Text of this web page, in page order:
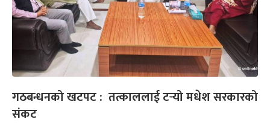
गठबन्धनको खटपट : तत्काललाई टर्‍यो मधेश सरकारको
संकट